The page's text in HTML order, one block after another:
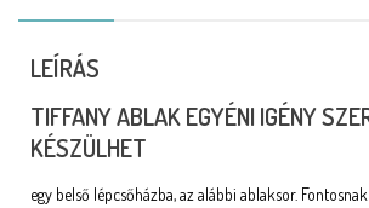
LEÍRÁS
TIFFANY ABLAK EGYÉNI IGÉNY
KÉSZÜLHET
egy belső lépcsőházba, az alábbi ablaksor.